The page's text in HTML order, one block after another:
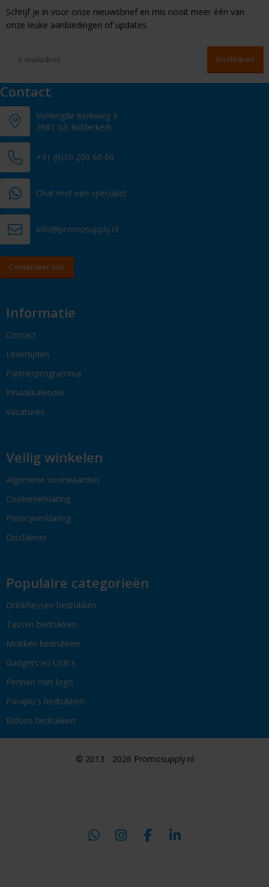
Schrijf je in voor onze nieuwsbrief en mis nooit meer één van
onze leuke aanbiedingen of updates.
Contact
Verlengde Kerkweg 9
2981 GE Ridderkerk
+31 (0)10 200 60 60
Chat met een specialist
info@promosupply.nl
Contacteer ons
Informatie
Contact
Levertijden
Partnerprogramma
Inhaakkalender
Vacatures
Veilig winkelen
Algemene voorwaarden
Cookieverklaring
Privacyverklaring
Disclaimer
Populaire categorieën
Drinkflessen bedrukken
Tassen bedrukken
Mokken bedrukken
Gadgets en USB's
Pennen met logo
Paraplu's bedrukken
Bidons bedrukken
© 2013 - 2026 Promosupply.nl